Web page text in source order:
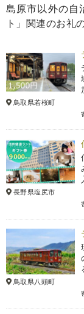
島原市以外の自
ト」関連のお礼
鳥取県若桜町
長野県塩尻市
鳥取県八頭町